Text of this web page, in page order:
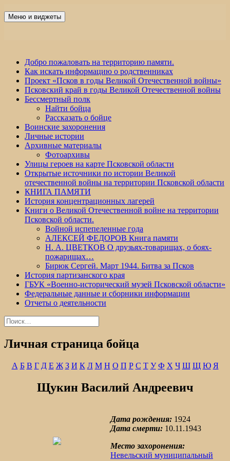
Победа 60
Меню и виджеты
Добро пожаловать на территорию памяти.
Как искать информацию о родственниках
Проект «Псков в годы Великой Отечественной войны»
Псковский край в годы Великой Отечественной войны
Бессмертный полк
Найти бойца
Рассказать о бойце
Воинские захоронения
Личные истории
Архивные материалы
Фотоархивы
Улицы героев на карте Псковской области
Открытые источники по истории Великой
отечественной войны на территории Псковской области
КНИГА ПАМЯТИ
История концентрационных лагерей
Книги о Великой Отечественной войне на территории
Псковской области.
Войной испепеленные года
АЛЕКСЕЙ ФЕДОРОВ Книга памяти
Н. А. ЦВЕТКОВ О друзьях-товарищах, о боях-
пожарищах…
Бирюк Сергей. Март 1944. Битва за Псков
История партизанского края
ГБУК «Военно-исторический музей Псковской области»
Федеральные данные и сборники информации
Отчеты о деятельности
Найти:
Личная страница бойца
А Б В Г Д Е Ж З И К Л М Н О П Р С Т У Ф Х Ч Ш Щ Ю Я
Щукин Василий Андреевич
Дата рождения: 1924
Дата смерти: 10.11.1943
Место захоронения:
Невельский муниципальный